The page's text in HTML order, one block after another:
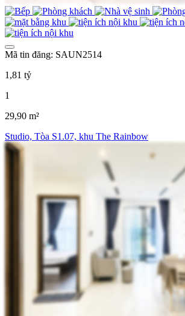
Mã tin đăng: SAUN2514
1,81 tỷ
1
29,90 m²
Studio, Tòa S1.07, khu The Rainbow